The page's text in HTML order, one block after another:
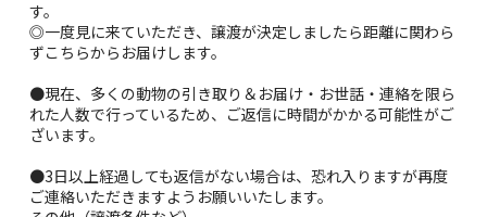
す。
◎一度見に来ていただき、譲渡が決定しましたら距離に関わら
ずこちらからお届けします。
●現在、多くの動物の引き取り＆お届け・お世話・連絡を限ら
れた人数で行っているため、ご返信に時間がかかる可能性がご
ざいます。
●3日以上経過しても返信がない場合は、恐れ入りますが再度
ご連絡いただきますようお願いいたします。